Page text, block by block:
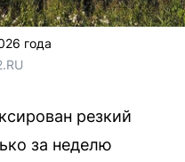
года
резкий
за неделю